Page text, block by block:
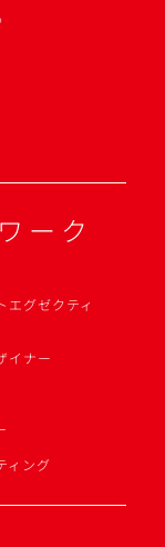
ーク
グゼクティ
イナー
ィング